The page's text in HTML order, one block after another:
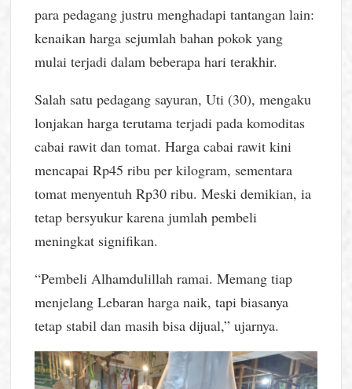
para pedagang justru menghadapi tantangan lain:
kenaikan harga sejumlah bahan pokok yang
mulai terjadi dalam beberapa hari terakhir.
Salah satu pedagang sayuran, Uti (30), mengaku
lonjakan harga terutama terjadi pada komoditas
cabai rawit dan tomat. Harga cabai rawit kini
mencapai Rp45 ribu per kilogram, sementara
tomat menyentuh Rp30 ribu. Meski demikian, ia
tetap bersyukur karena jumlah pembeli
meningkat signifikan.
“Pembeli Alhamdulillah ramai. Memang tiap
menjelang Lebaran harga naik, tapi biasanya
tetap stabil dan masih bisa dijual,” ujarnya.